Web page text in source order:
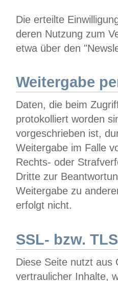
Die erteilte
deren Nutzung zum
etwa über den
Weitergabe
Daten, die beim
protokolliert worden
vorgeschrieben ist,
Weitergabe im Falle
Rechts- oder
Dritte zur
Weitergabe zu
erfolgt nicht.
SSL- bzw.
Diese Seite nutzt aus
vertraulicher Inhalte,